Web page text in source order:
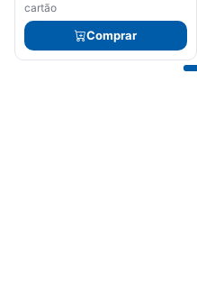
cartão
Comprar